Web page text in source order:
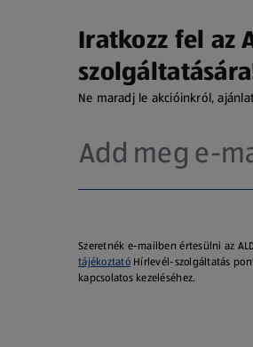
Iratkozz fel az
Ne maradj le akcióinkról,
Szeretnék e-mailben értesülni az
tájékoztatóHírlevél-szolgáltatás
kapcsolatos kezeléséhez.